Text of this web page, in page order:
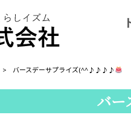
> バースデーサプライズ(^^♪♪♪♪
バ